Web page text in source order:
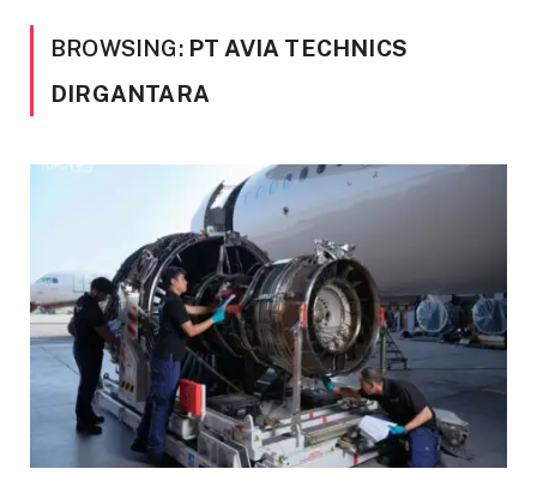
BROWSING: PT AVIA TECHNICS
DIRGANTARA